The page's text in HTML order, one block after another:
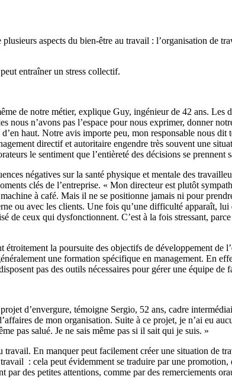
aspects du bien-être au travail : l’organisation de
entraîner un stress collectif.
de notre métier, explique Guy, ingénieur de 42 ans.
nous n’avons pas l’espace pour nous exprimer, donner
haut. Notre avis importe peu, mon responsable nous
directif et autoritaire engendre très souvent une
le sentiment que l’entièreté des décisions se prennent
négatives sur la santé physique et mentale des
clés de l’entreprise. « Mon directeur est plutôt
à café. Mais il ne se positionne jamais ni pour
ou avec les clients. Une fois qu’une difficulté apparaît,
ceux qui dysfonctionnent. C’est à la fois stressant,
la poursuite des objectifs de développement de
une formation spécifique en management. En
pas des outils nécessaires pour gérer une équipe de
d’envergure, témoigne Sergio, 52 ans, cadre
de mon organisation. Suite à ce projet, je n’ai eu
pas salué. Je ne sais même pas si il sait qui je suis. »
En manquer peut facilement créer une situation de
: cela peut évidemment se traduire par une
par des petites attentions, comme par des remerciements